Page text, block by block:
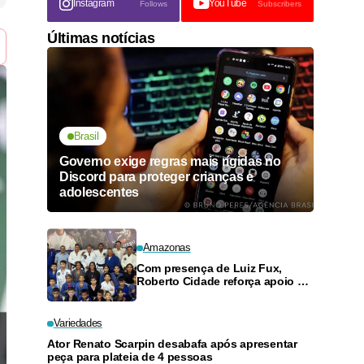
Instagram Follows YouTube Subscribers
Últimas notícias
Brasil
Governo exige regras mais rígidas no
Discord para proteger crianças e
adolescentes
Amazonas
Com presença de Luiz Fux,
Roberto Cidade reforça apoio a
Variedades
Ator Renato Scarpin desabafa após apresentar
peça para plateia de 4 pessoas